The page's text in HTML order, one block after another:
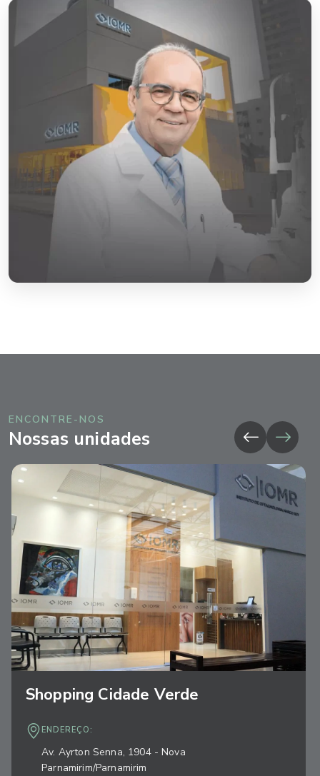
ENCONTRE-NOS
Nossas unidades
Shopping Cidade Verde
ENDEREÇO:
Av. Ayrton Senna, 1904 - Nova
Parnamirim/Parnamirim